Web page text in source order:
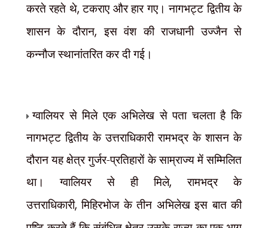
करते रहते थे,टकराए और हार गए। नागभट्ट द्वितीय के
शासन के दौरान,इस वंश की राजधानी उज्जैन से
कन्नौज स्थानांतरित कर दी गई।
ग्वालियर से मिले एक अभिलेख से पता चलता है कि
नागभट्ट द्वितीय के उत्तराधिकारी रामभद्र के शासन के
दौरान यह क्षेत्र गुर्जर-प्रतिहारों के साम्राज्य में सम्मिलित
था। ग्वालियर से ही मिले,रामभद्र के
उत्तराधिकारी,मिहिरभोज के तीन अभिलेख इस बात की